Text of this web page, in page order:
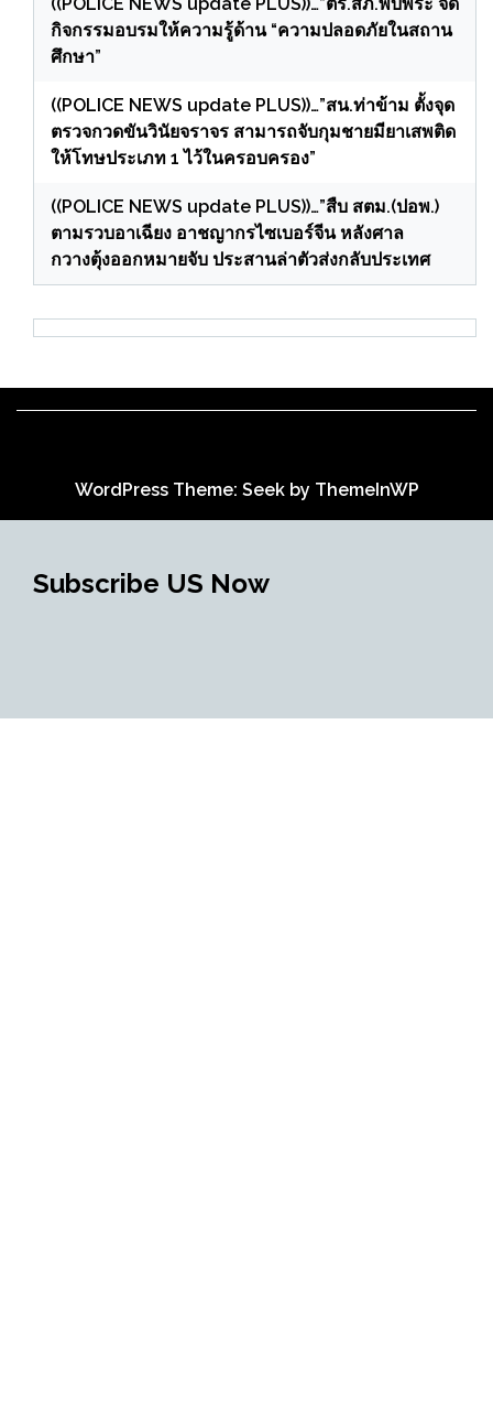
กิจกรรมอบรมให้ความรู้ด้าน “ความปลอดภัยในสถาน
ศึกษา”
((POLICE NEWS update PLUS))…”สน.ท่าข้าม ตั้งจุด
ตรวจกวดขันวินัยจราจร สามารถจับกุมชายมียาเสพติด
ให้โทษประเภท 1 ไว้ในครอบครอง”
((POLICE NEWS update PLUS))…”สืบ สตม.(ปอพ.)
ตามรวบอาเฉียง อาชญากรไซเบอร์จีน หลังศาล
กวางตุ้งออกหมายจับ ประสานล่าตัวส่งกลับประเทศ
WordPress Theme: Seek by ThemeInWP
Subscribe US Now